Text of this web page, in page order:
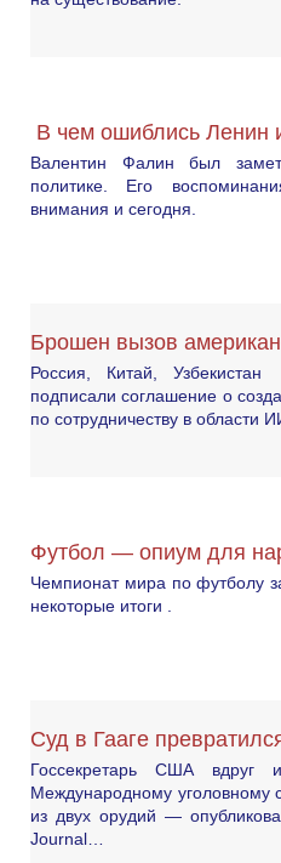
В чем ошиблись Ленин
Валентин Фалин был
политике. Его
внимания и сегодня.
Брошен вызов
Россия, Китай,
подписали соглашение о
по сотрудничеству в области
Футбол — опиум для
Чемпионат мира по футболу
некоторые итоги .
Суд в Гааге
Госсекретарь США вдруг
Международному уголовному
из двух орудий —
Journal…